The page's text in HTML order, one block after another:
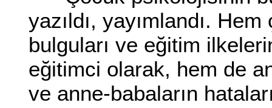
yazıldı, yayımlandı.
bulguları ve eğitim
eğitimci olarak, hem de
ve anne-babaların